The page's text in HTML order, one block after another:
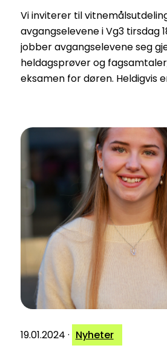
Vi inviterer til
avgangselevene i Vg3 tirsdag
jobber avgangselevene seg
heldagsprøver og
eksamen for døren. Heldigvis
19.01.2024 · Nyheter